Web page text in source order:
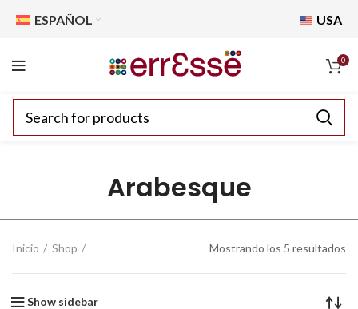
ESPAÑOL USA
0
Arabesque
Inicio Shop Mostrando los 5 resultados
Show sidebar